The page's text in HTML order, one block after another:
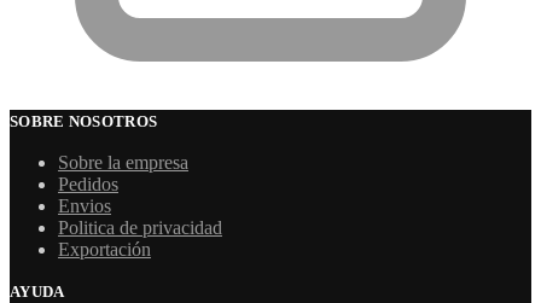
SOBRE NOSOTROS
Sobre la empresa
Pedidos
Envios
Politica de privacidad
Exportación
AYUDA